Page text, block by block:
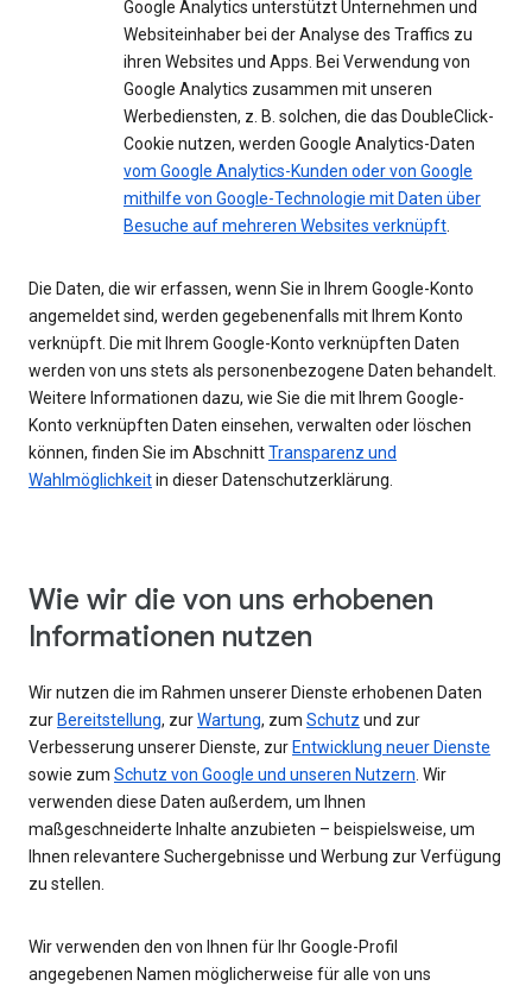
Google Analytics unterstützt Unternehmen und
Websiteinhaber bei der Analyse des Traffics zu
ihren Websites und Apps. Bei Verwendung von
Google Analytics zusammen mit unseren
Werbediensten, z. B. solchen, die das DoubleClick-
Cookie nutzen, werden Google Analytics-Daten
vom Google Analytics-Kunden oder von Google
mithilfe von Google-Technologie mit Daten über
Besuche auf mehreren Websites verknüpft.
Die Daten, die wir erfassen, wenn Sie in Ihrem Google-Konto
angemeldet sind, werden gegebenenfalls mit Ihrem Konto
verknüpft. Die mit Ihrem Google-Konto verknüpften Daten
werden von uns stets als personenbezogene Daten behandelt.
Weitere Informationen dazu, wie Sie die mit Ihrem Google-
Konto verknüpften Daten einsehen, verwalten oder löschen
können, finden Sie im AbschnittTransparenz und
Wahlmöglichkeitin dieser Datenschutzerklärung.
Wie wir die von uns erhobenen
Informationen nutzen
Wir nutzen die im Rahmen unserer Dienste erhobenen Daten
zur Bereitstellung, zurWartung, zum Schutz und zur
Verbesserung unserer Dienste, zur Entwicklung neuer Dienste
sowie zum Schutz von Google und unseren Nutzern. Wir
verwenden diese Daten außerdem, um Ihnen
maßgeschneiderte Inhalte anzubieten – beispielsweise, um
Ihnen relevantere Suchergebnisse und Werbung zur Verfügung
zu stellen.
Wir verwenden den von Ihnen für Ihr Google-Profil
angegebenen Namen möglicherweise für alle von uns